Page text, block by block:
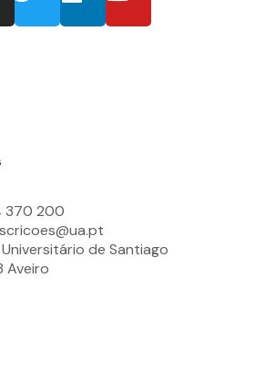
370 200
de Santiago
Aveiro